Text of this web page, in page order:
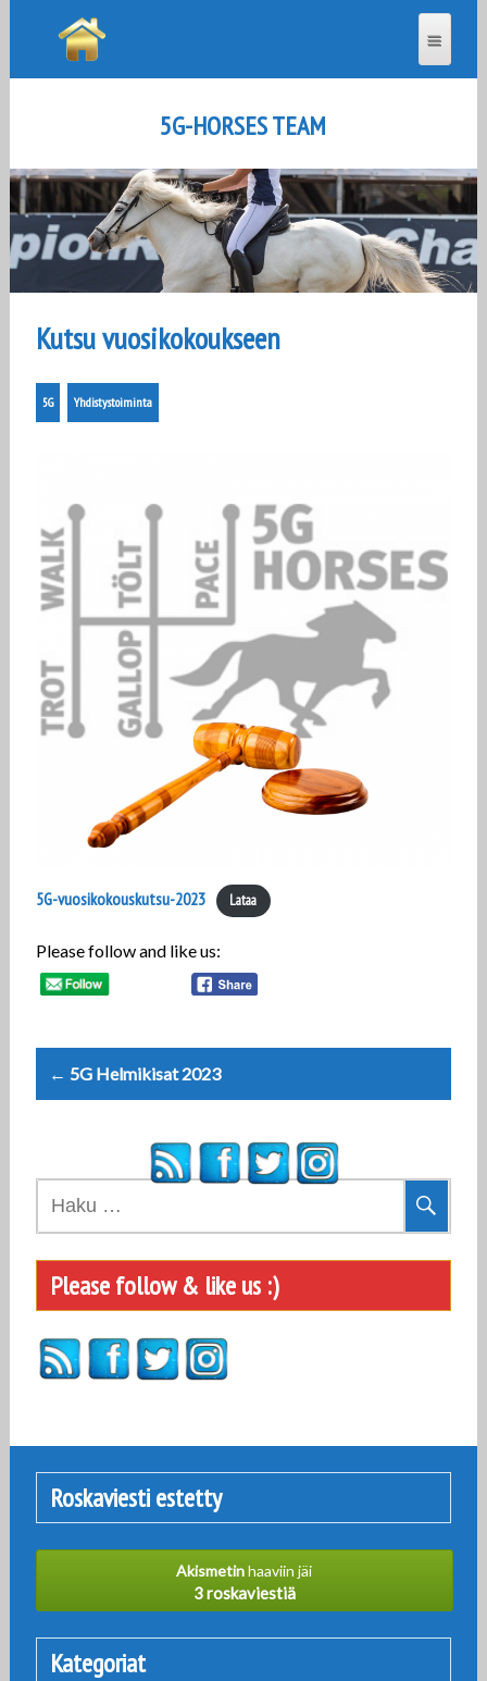
5G-HORSES TEAM
Kutsu vuosikokoukseen
5G Yhdistystoiminta
5G-vuosikokouskutsu-2023 Lataa
Please follow and like us:
Post
navigation
← 5G Helmikisat 2023
Haku:
Please follow & like us :)
Roskaviesti estetty
Akismetinhaaviin jäi
3 roskaviestiä
Kategoriat